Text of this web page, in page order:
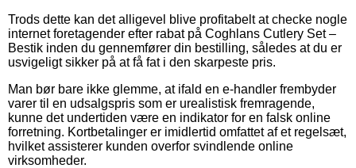
Trods dette kan det alligevel blive profitabelt at checke nogle
internet foretagender efter rabat på Coghlans Cutlery Set –
Bestik inden du gennemfører din bestilling, således at du er
usvigeligt sikker på at få fat i den skarpeste pris.
Man bør bare ikke glemme, at ifald en e-handler frembyder
varer til en udsalgspris som er urealistisk fremragende,
kunne det undertiden være en indikator for en falsk online
forretning. Kortbetalinger er imidlertid omfattet af et regelsæt,
hvilket assisterer kunden overfor svindlende online
virksomheder.